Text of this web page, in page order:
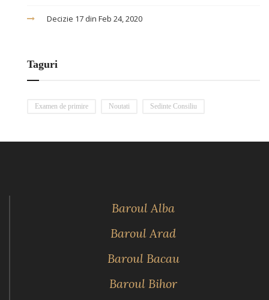
Decizie 17 din Feb 24, 2020
Taguri
Examen de primire Noutati Sedinte Consiliu
Baroul Alba
Baroul Arad
Baroul Bacau
Baroul Bihor